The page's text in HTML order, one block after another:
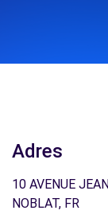
Adres
10 AVENUE
NOBLAT, FR